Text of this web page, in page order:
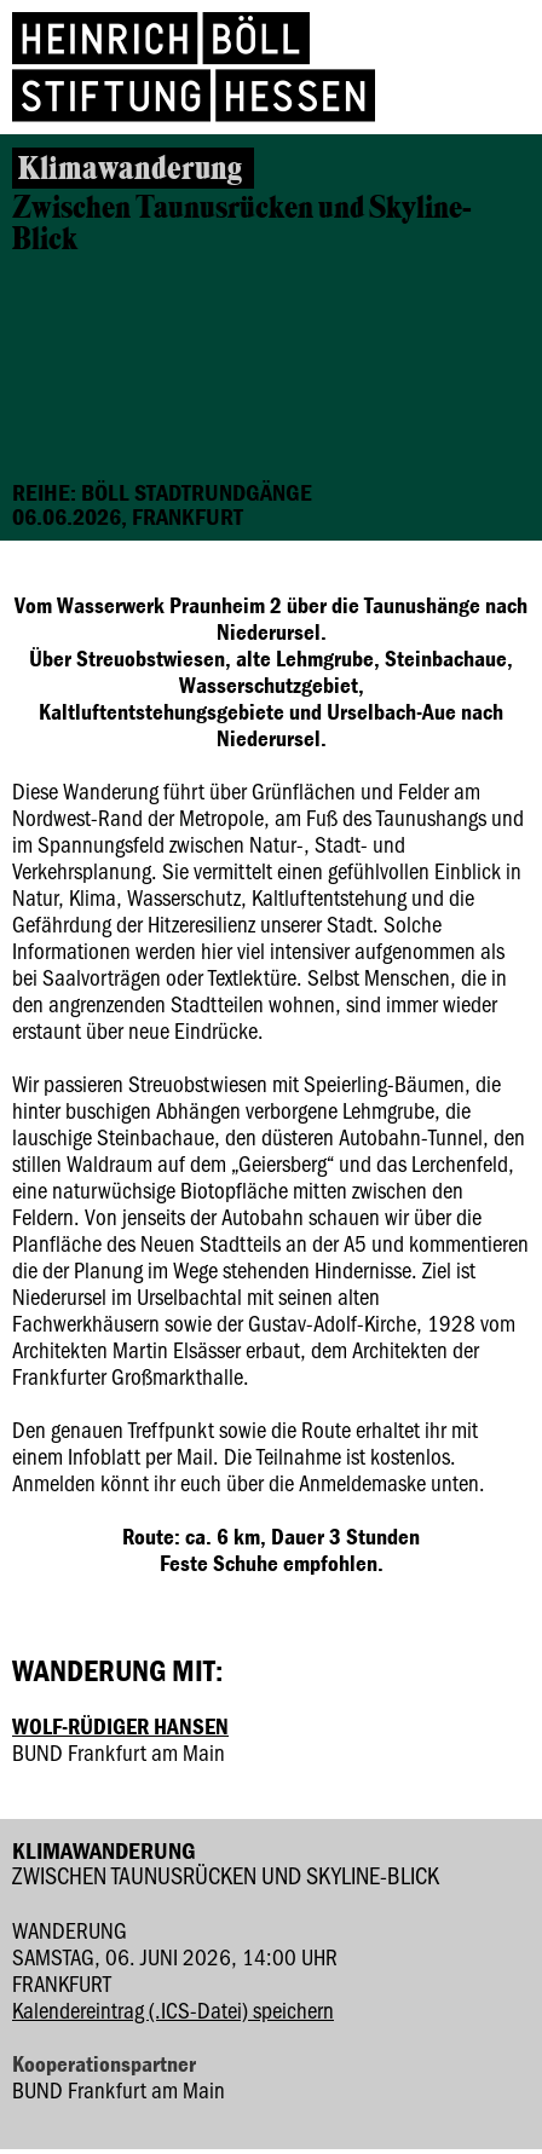
Klimawanderung
Zwischen Taunusrücken und Skyline-
Blick
REIHE: BÖLL STADTRUNDGÄNGE
06.06.2026, FRANKFURT
Vom Wasserwerk Praunheim 2 über die Taunushänge nach
Niederursel.
Über Streuobstwiesen, alte Lehmgrube, Steinbachaue,
Wasserschutzgebiet,
Kaltluftentstehungsgebiete und Urselbach-Aue nach
Niederursel.
Diese Wanderung führt über Grünflächen und Felder am
Nordwest-Rand der Metropole, am Fuß des Taunushangs und
im Spannungsfeld zwischen Natur-, Stadt- und
Verkehrsplanung. Sie vermittelt einen gefühlvollen Einblick in
Natur, Klima, Wasserschutz, Kaltluftentstehung und die
Gefährdung der Hitzeresilienz unserer Stadt. Solche
Informationen werden hier viel intensiver aufgenommen als
bei Saalvorträgen oder Textlektüre. Selbst Menschen, die in
den angrenzenden Stadtteilen wohnen, sind immer wieder
erstaunt über neue Eindrücke.
Wir passieren Streuobstwiesen mit Speierling-Bäumen, die
hinter buschigen Abhängen verborgene Lehmgrube, die
lauschige Steinbachaue, den düsteren Autobahn-Tunnel, den
stillen Waldraum auf dem „Geiersberg“ und das Lerchenfeld,
eine naturwüchsige Biotopfläche mitten zwischen den
Feldern. Von jenseits der Autobahn schauen wir über die
Planfläche des Neuen Stadtteils an der A5 und kommentieren
die der Planung im Wege stehenden Hindernisse. Ziel ist
Niederursel im Urselbachtal mit seinen alten
Fachwerkhäusern sowie der Gustav-Adolf-Kirche, 1928 vom
Architekten Martin Elsässer erbaut, dem Architekten der
Frankfurter Großmarkthalle.
Den genauen Treffpunkt sowie die Route erhaltet ihr mit
einem Infoblatt per Mail. Die Teilnahme ist kostenlos.
Anmelden könnt ihr euch über die Anmeldemaske unten.
Route: ca. 6 km, Dauer 3 Stunden
Feste Schuhe empfohlen.
WANDERUNG MIT:
WOLF-RÜDIGER HANSEN
BUND Frankfurt am Main
KLIMAWANDERUNG
ZWISCHEN TAUNUSRÜCKEN UND SKYLINE-BLICK
WANDERUNG
SAMSTAG, 06. JUNI 2026, 14:00 UHR
FRANKFURT
Kalendereintrag (.ICS-Datei) speichern
Kooperationspartner
BUND Frankfurt am Main